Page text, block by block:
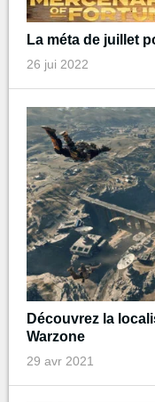
La méta de juillet
26 jui 2022
Découvrez la
Warzone
29 avr 2021